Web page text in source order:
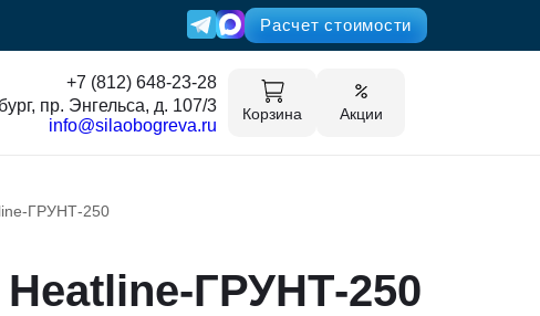
Расчет стоимости
+7 (812) 648-23-28
пр. Энгельса, д. 107/3
info@silaobogreva.ru
Корзина Акции
ГРУНТ-250
ГРУНТ-250